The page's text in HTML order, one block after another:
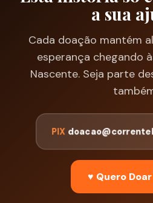
a sua
Cada doação mantém
esperança chegando
Nascente. Seja parte
PIX
♥ Quero